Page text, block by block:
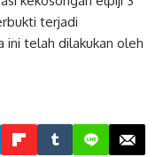
terjadi
ini telah dilakukan oleh